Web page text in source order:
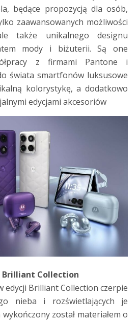
będące propozycją dla osób,
zaawansowanych możliwości
także unikalnego designu
mody i biżuterii. Są one
z firmami Pantone i
świata smartfonów luksusowe
kolorystykę, a dodatkowo
edycjami akcesoriów
Brilliant Collection
Brilliant Collection czerpie
nieba i rozświetlających je
został materiałem o